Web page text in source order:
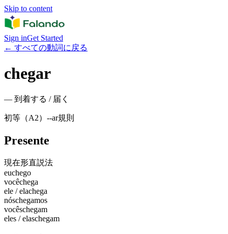
Skip to content
Sign inGet Started
← すべての動詞に戻る
chegar
— 到着する / 届く
初等（A2） --ar規則
Presente
現在形直説法
euchego
vocêchega
ele / elachega
nóschegamos
vocêschegam
eles / elaschegam